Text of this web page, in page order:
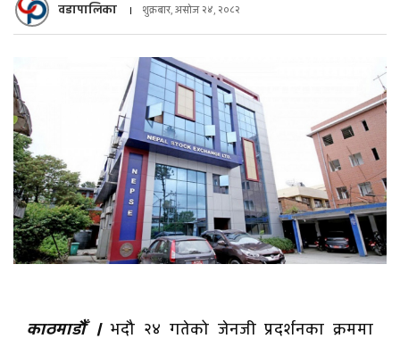
वडापालिका शुक्रबार, असोज २४, २०८२
काठमाडौँ ।भदौ २४ गतेको जेनजी प्रदर्शनका क्रममा